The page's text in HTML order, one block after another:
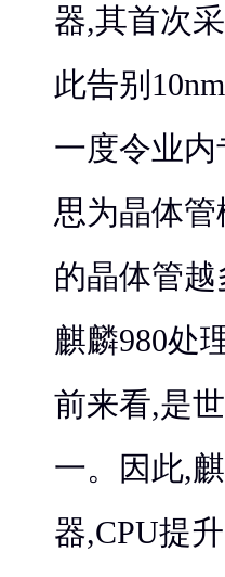
器,其首次
此告别
一度令业内
思为晶体
的晶体管
麒麟980处
前来看,是
一。因此,
器,CPU提